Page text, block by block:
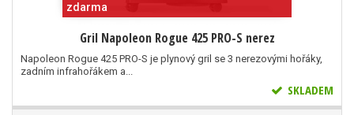
zdarma
Gril Napoleon Rogue 425 PRO-S nerez
Napoleon Rogue 425 PRO-S je plynový gril se 3 nerezovými hořáky,
zadním infrahořákem a...
SKLADEM